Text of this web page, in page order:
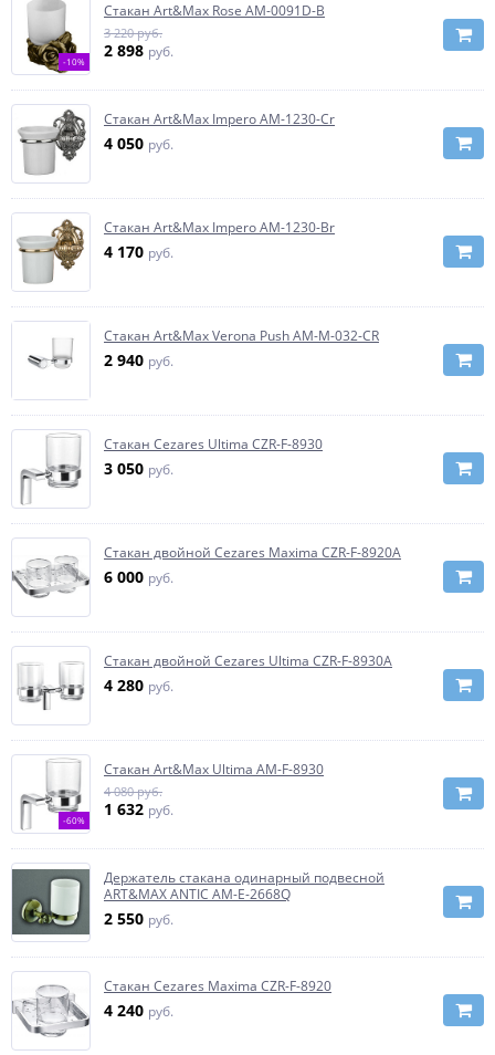
-10%
Стакан Art&Max Rose AM-0091D-B
3 220 руб.
2 898 руб.
Стакан Art&Max Impero AM-1230-Cr
4 050 руб.
Стакан Art&Max Impero AM-1230-Br
4 170 руб.
Стакан Art&Max Verona Push AM-M-032-CR
2 940 руб.
Стакан Cezares Ultima CZR-F-8930
3 050 руб.
Стакан двойной Cezares Maxima CZR-F-8920A
6 000 руб.
Стакан двойной Cezares Ultima CZR-F-8930A
4 280 руб.
-60%
Стакан Art&Max Ultima AM-F-8930
4 080 руб.
1 632 руб.
Держатель стакана одинарный подвесной
ART&MAX ANTIC AM-E-2668Q
2 550 руб.
Стакан Cezares Maxima CZR-F-8920
4 240 руб.